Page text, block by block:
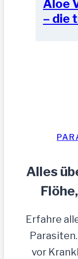
Aloe
– die
Alles
Erfahre
vor